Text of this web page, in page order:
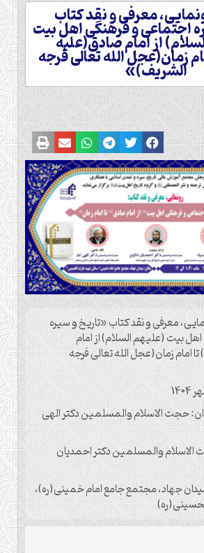
معرفی و نقد کتاب
اجتماعی و فرهنگی اهل بیت
از امام صادق(علیه
زمان(عجل الله تعالی فرجه
الشریف)»
معرفی و نقد کتاب «تاریخ و سیره
بیت (علیهم السلام) از امام
امام زمان(عجل الله تعالی فرجه
حجت الاسلام والمسلمین دکتر الهی
الاسلام والمسلمین دکتر احمدیان
جهاد، مجتمع جامع امام خمینی(ره)،